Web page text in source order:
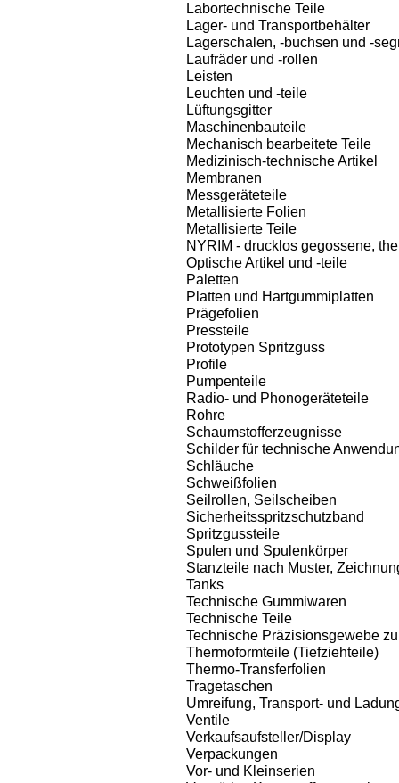
Labortechnische Teile
Lager- und Transportbehälter
Lagerschalen, -buchsen und -
Laufräder und -rollen
Leisten
Leuchten und -teile
Lüftungsgitter
Maschinenbauteile
Mechanisch bearbeitete Teile
Medizinisch-technische Artikel
Membranen
Messgeräteteile
Metallisierte Folien
Metallisierte Teile
NYRIM - drucklos gegossene,
Optische Artikel und -teile
Paletten
Platten und Hartgummiplatten
Prägefolien
Pressteile
Prototypen Spritzguss
Profile
Pumpenteile
Radio- und Phonogeräteteile
Rohre
Schaumstofferzeugnisse
Schilder für technische
Schläuche
Schweißfolien
Seilrollen, Seilscheiben
Sicherheitsspritzschutzband
Spritzgussteile
Spulen und Spulenkörper
Stanzteile nach Muster,
Tanks
Technische Gummiwaren
Technische Teile
Technische Präzisionsgewebe
Thermoformteile (Tiefziehteile)
Thermo-Transferfolien
Tragetaschen
Umreifung, Transport- und
Ventile
Verkaufsaufsteller/Display
Verpackungen
Vor- und Kleinserien